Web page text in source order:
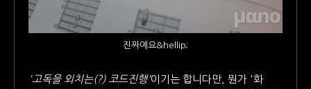
진짜예요&hellip;
'고독을 외치는(?) 코드진행'이기는 합니다만, 뭔가 '화